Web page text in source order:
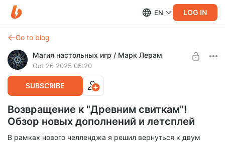
EN LOG IN
Go to blog
Магия настольных игр / Марк Лерам
Oct 26 2025 05:20
SUBSCRIBE
Возвращение к "Древним свиткам"!
Обзор новых дополнений и летсплей
В рамках нового челленджа я решил вернуться к двум